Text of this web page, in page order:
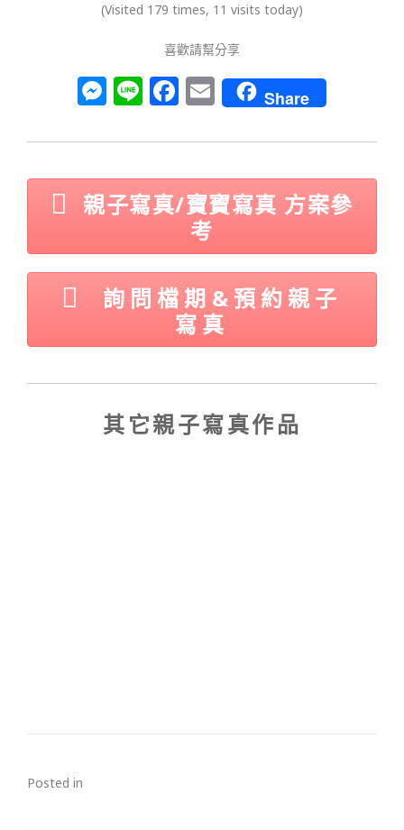
(Visited 179 times, 11 visits today)
喜歡請幫分享
M
ss
e
n
e
r
Li
e
F
c
e
b
o
o
k
E
m
ai
l
Share
親子寫真/寶寶寫真 方案參
考
詢問檔期&預約親子
寫真
其它親子寫真作品
Posted in